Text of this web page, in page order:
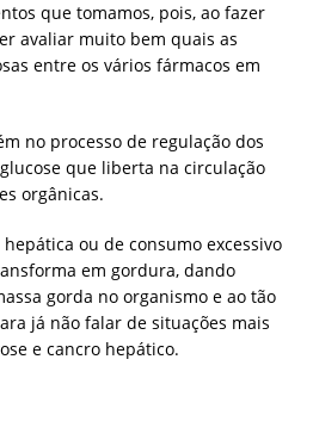
que tomamos, pois, ao fazer
avaliar muito bem quais as
entre os vários fármacos em
no processo de regulação dos
que liberta na circulação
orgânicas.
ou de consumo excessivo
em gordura, dando
gorda no organismo e ao tão
já não falar de situações mais
e cancro hepático.